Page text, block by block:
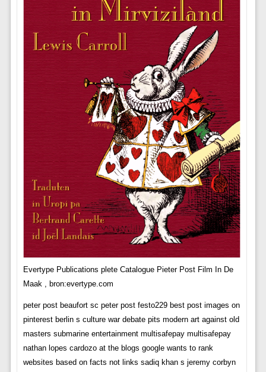
Evertype Publications plete Catalogue Pieter Post Film In De
Maak , bron:evertype.com
peter post beaufort sc peter post festo229 best post images on
pinterest berlin s culture war debate pits modern art against old
masters submarine entertainment multisafepay multisafepay
nathan lopes cardozo at the blogs google wants to rank
websites based on facts not links sadiq khan s jeremy corbyn